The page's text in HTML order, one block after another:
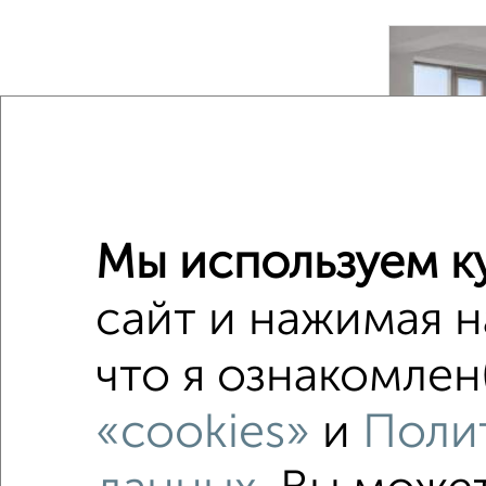
1-к
Поиск по
жилой
Мы используем
сайт и нажимая
что я
«cookies» и